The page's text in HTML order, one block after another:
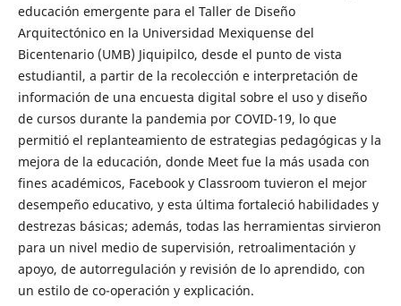
educación emergente para el Taller de Diseño
Arquitectónico en la Universidad Mexiquense del
Bicentenario (UMB) Jiquipilco, desde el punto de vista
estudiantil, a partir de la recolección e interpretación de
información de una encuesta digital sobre el uso y diseño
de cursos durante la pandemia por COVID-19, lo que
permitió el replanteamiento de estrategias pedagógicas y la
mejora de la educación, donde Meet fue la más usada con
fines académicos, Facebook y Classroom tuvieron el mejor
desempeño educativo, y esta última fortaleció habilidades y
destrezas básicas; además, todas las herramientas sirvieron
para un nivel medio de supervisión, retroalimentación y
apoyo, de autorregulación y revisión de lo aprendido, con
un estilo de co-operación y explicación.